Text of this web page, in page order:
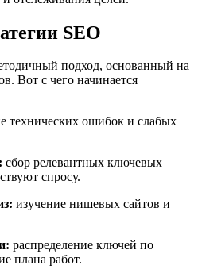
SEO
подход, основанный на
Вот с чего начинается
технических ошибок и слабых
сбор релевантных ключевых
спросу.
изучение нишевых сайтов и
распределение ключей по
плана работ.